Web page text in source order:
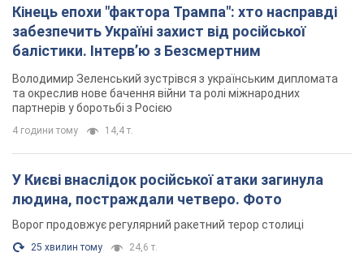
Кінець епохи "фактора Трампа": хто насправді
забезпечить Україні захист від російської
балістики. Інтерв’ю з Безсмертним
Володимир Зеленський зустрівся з українським дипломата
та окреслив нове бачення війни та ролі міжнародних
партнерів у боротьбі з Росією
4 години тому 14,4 т.
У Києві внаслідок російської атаки загинула
людина, постраждали четверо. Фото
Ворог продовжує регулярний ракетний терор столиці
25 хвилин тому 24,6 т.